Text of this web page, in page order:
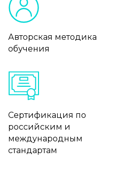
Авторская методика
обучения
Сертификация по
российским и
международным
стандартам